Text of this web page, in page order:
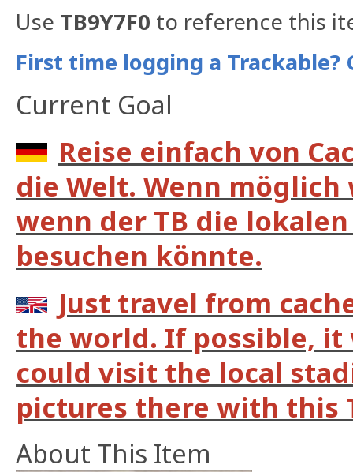
Use TB9Y7F0 to reference this
First time logging a Trackable?
Current Goal
Reise einfach von
die Welt. Wenn möglich
wenn der TB die
besuchen könnte.
Just travel from
the world. If possible, it
could visit the local
pictures there with this
About This Item